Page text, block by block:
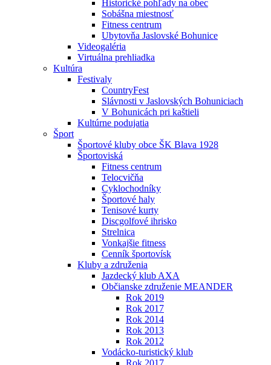
Historické pohľady na obec
Sobášna miestnosť
Fitness centrum
Ubytovňa Jaslovské Bohunice
Videogaléria
Virtuálna prehliadka
Kultúra
Festivaly
CountryFest
Slávnosti v Jaslovských Bohuniciach
V Bohunicách pri kaštieli
Kultúrne podujatia
Šport
Športové kluby obce ŠK Blava 1928
Športoviská
Fitness centrum
Telocvičňa
Cyklochodníky
Športové haly
Tenisové kurty
Discgolfové ihrisko
Strelnica
Vonkajšie fitness
Cenník športovísk
Kluby a združenia
Jazdecký klub AXA
Občianske združenie MEANDER
Rok 2019
Rok 2017
Rok 2014
Rok 2013
Rok 2012
Vodácko-turistický klub
Rok 2017